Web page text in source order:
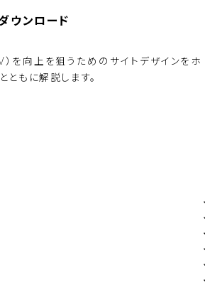
ウンロード
を向上を狙うためのサイトデザインをホ
もに解説します。